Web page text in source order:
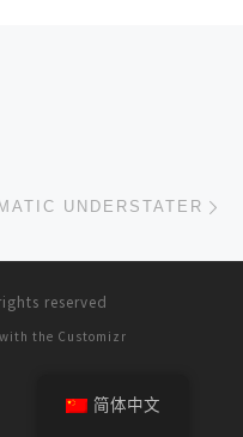
UNDERSTATER
reserved
the Customizr
简体中文